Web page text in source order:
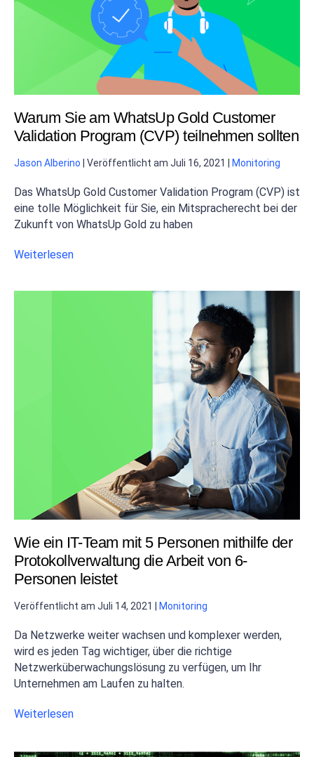
Warum Sie am WhatsUp Gold Customer
Validation Program (CVP) teilnehmen sollten
Jason Alberino Veröffentlicht am Juli 16, 2021 Monitoring
Das WhatsUp Gold Customer Validation Program (CVP) ist
eine tolle Möglichkeit für Sie, ein Mitspracherecht bei der
Zukunft von WhatsUp Gold zu haben
Weiterlesen
Wie ein IT-Team mit 5 Personen mithilfe der
Protokollverwaltung die Arbeit von 6-
Personen leistet
Veröffentlicht am Juli 14, 2021 Monitoring
Da Netzwerke weiter wachsen und komplexer werden,
wird es jeden Tag wichtiger, über die richtige
Netzwerküberwachungslösung zu verfügen, um Ihr
Unternehmen am Laufen zu halten.
Weiterlesen